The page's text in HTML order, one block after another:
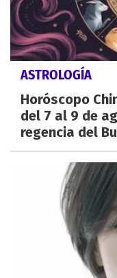
ASTROLOGÍA
Horóscopo
del 7 al 9 de
regencia del